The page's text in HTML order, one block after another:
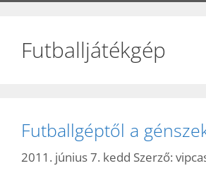
Futballjátékgép
Futballgéptől a
2011. június 7. kedd Szerző: